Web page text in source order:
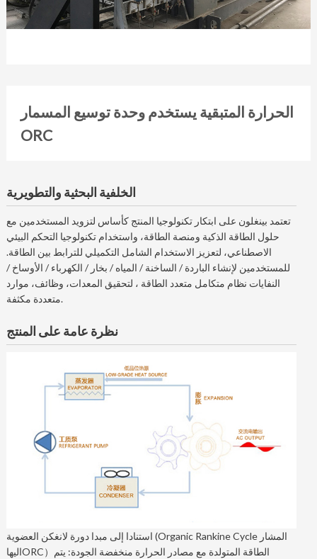
الحرارة المتبقية يستخدم وحدة توسيع المسمار
ORC
الخلفية البحثية والتطويرية
تعتمد بينغلون على ابتكار تكنولوجيا المنتج كأساس لتزويد المستخدمين مع
حلول الطاقة الذكية ومنصة الطاقة، واستخدام تكنولوجيا التحكم البيئي
الاصطناعي، لتعزيز الاستخدام الشامل التكميلي للترابط بين الطاقة.
للمستخدمين لإنشاء الباردة / الساخنة / المياه / بخار / الكهرباء / الأوساخ /
النفايات نظام متكامل متعدد الطاقة ، لتحقيق المعدات، وظائف، موارد
متعددة مكثفة.
نظرة عامة على المنتج
استنادا إلى مبدا دورة لانغكن العضوية (Organic Rankine Cycle المشار
اليهاORC）الطاقة المتولدة مع مصادر الحرارة منخفضة الجودة: يتم